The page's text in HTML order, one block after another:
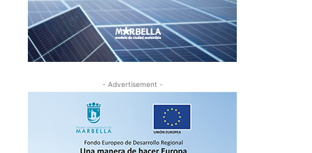
- Advertisement -